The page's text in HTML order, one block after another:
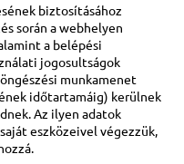
biztosításához
során a webhelyen
a belépési
jogosultságok
munkamenet
időtartamáig) kerülnek
Az ilyen adatok
eszközeivel végezzük,